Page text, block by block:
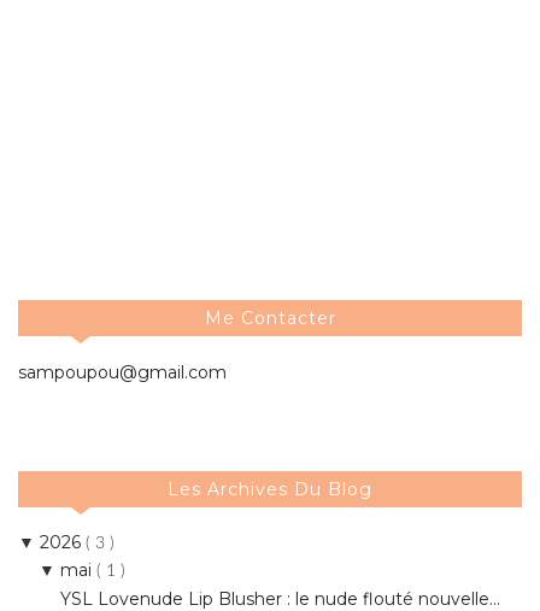
Me Contacter
sampoupou@gmail.com
Les Archives Du Blog
▼ 2026 ( 3 )
▼ mai ( 1 )
YSL Lovenude Lip Blusher : le nude flouté nouvelle...